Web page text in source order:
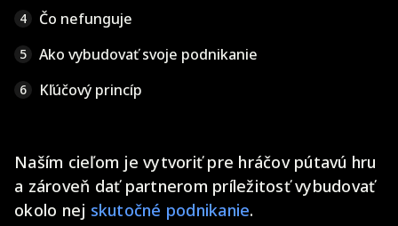
4 Čo nefunguje
5 Ako vybudovať svoje podnikanie
6 Kľúčový princíp
Naším cieľom je vytvoriť pre hráčov pútavú hru
a zároveň dať partnerom príležitosť vybudovať
okolo nej skutočné podnikanie.